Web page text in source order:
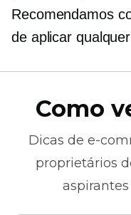
Recomendamos
de aplicar
Como
Dicas de e-
proprietários